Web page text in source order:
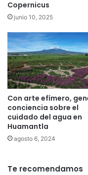
Copernicus
junio 10, 2025
Con arte efímero,
conciencia sobre el
cuidado del agua en
Huamantla
agosto 6, 2024
Te recomendamos